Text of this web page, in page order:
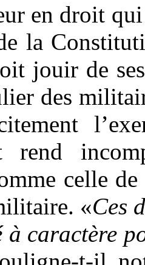
en droit
la
jouir de
des
rend
celle
«Ces
à caractère